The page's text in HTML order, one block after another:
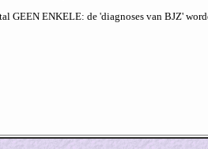
GEEN ENKELE: de 'diagnoses van BJZ'